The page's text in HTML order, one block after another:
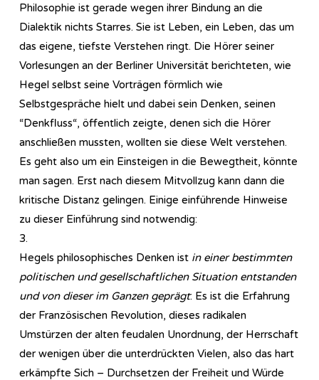
Philosophie ist gerade wegen ihrer Bindung an die
Dialektik nichts Starres. Sie ist Leben, ein Leben, das um
das eigene, tiefste Verstehen ringt. Die Hörer seiner
Vorlesungen an der Berliner Universität berichteten, wie
Hegel selbst seine Vorträgen förmlich wie
Selbstgespräche hielt und dabei sein Denken, seinen
“Denkfluss“, öffentlich zeigte, denen sich die Hörer
anschließen mussten, wollten sie diese Welt verstehen.
Es geht also um ein Einsteigen in die Bewegtheit, könnte
man sagen. Erst nach diesem Mitvollzug kann dann die
kritische Distanz gelingen. Einige einführende Hinweise
zu dieser Einführung sind notwendig:
3.
Hegels philosophisches Denken ist in einer bestimmten
politischen und gesellschaftlichen Situation entstanden
und von dieser im Ganzen geprägt: Es ist die Erfahrung
der Französischen Revolution, dieses radikalen
Umstürzen der alten feudalen Unordnung, der Herrschaft
der wenigen über die unterdrückten Vielen, also das hart
erkämpfte Sich – Durchsetzen der Freiheit und Würde